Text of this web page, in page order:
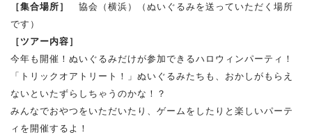
［集合場所］
協会（横浜）（ぬいぐるみを送っていただく場所
です）
［ツアー内容］
今年も開催！ぬいぐるみだけが参加できるハロウィンパーティ！
「トリックオアトリート！」ぬいぐるみたちも、おかしがもらえ
ないといたずらしちゃうのかな！？
みんなでおやつをいただいたり、ゲームをしたりと楽しいパーテ
ィを開催するよ！